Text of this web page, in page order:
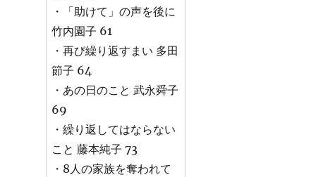
・「助けて」の声を後に
竹内園子 61
・再び繰り返すまい 多田
節子 64
・あの日のこと 武永舜子
69
・繰り返してはならない
こと 藤本純子 73
・8人の家族を奪われて